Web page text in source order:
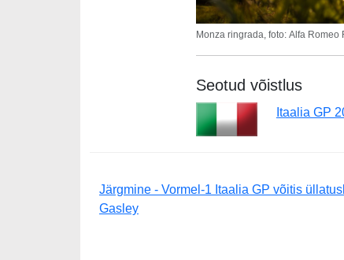
Monza ringrada, foto: Alfa Romeo
Seotud võistlus
Itaalia GP
Järgmine - Vormel-1 Itaalia GP võitis
Gasley